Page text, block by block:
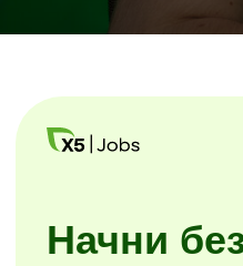
Заполните анкету и начинайте
уже завтра. Без посещения офиса
и собеседований